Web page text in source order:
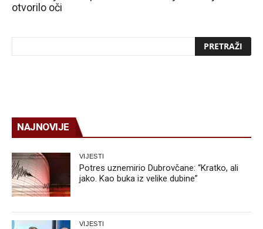
otvorilo oči
NAJNOVIJE
VIJESTI
Potres uznemirio Dubrovčane: “Kratko, ali
jako. Kao buka iz velike dubine”
VIJESTI